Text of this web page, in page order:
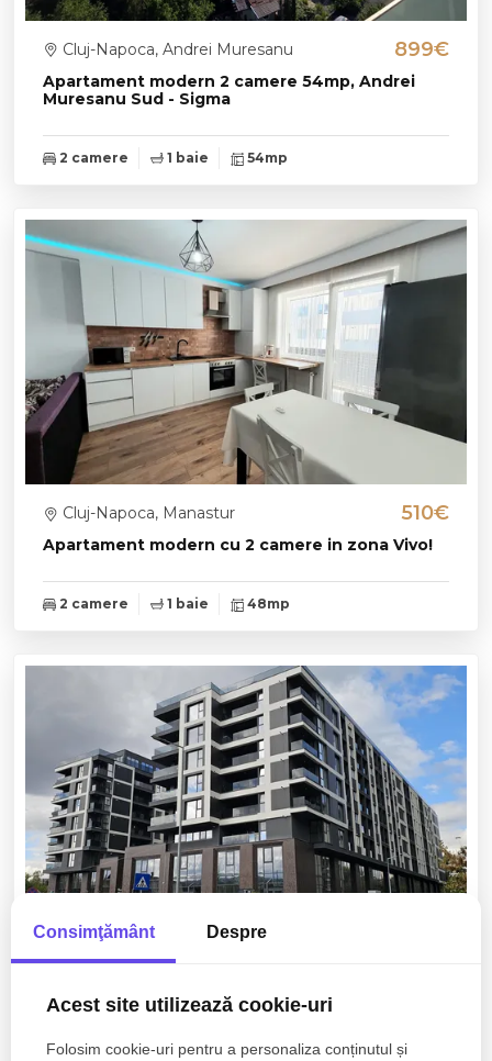
Apartament modern 2 camere 54mp, Andrei
Muresanu Sud - Sigma
Cluj-Napoca, Andrei Muresanu 899€
2 camere 1 baie 54mp
Apartament modern cu 2 camere in zona Vivo!
Cluj-Napoca, Manastur 510€
2 camere 1 baie 48mp
Gheorgheni
Cluj-Napoca, Sopor
Consimţământ Despre
Acest site utilizează cookie-uri
Folosim cookie-uri pentru a personaliza conținutul și